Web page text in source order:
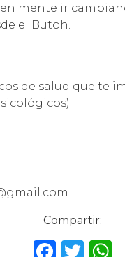
mente ir
el Butoh.
de salud que te
Compartir:
F T W